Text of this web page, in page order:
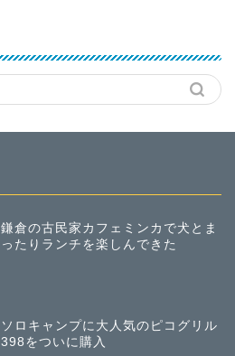
鎌倉の古民家カフェミンカで犬とま
ったりランチを楽しんできた
ソロキャンプに大人気のピコグリル
398をついに購入